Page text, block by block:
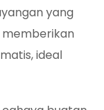
yang
memberikan
ideal